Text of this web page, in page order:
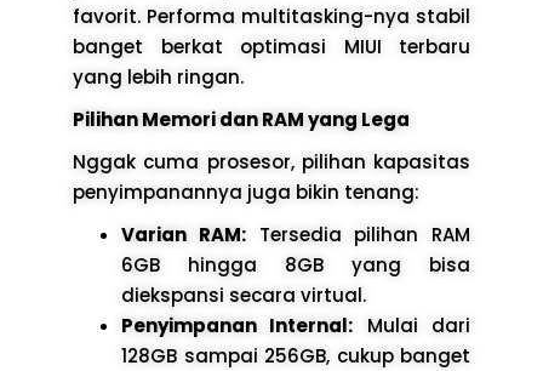
favorit. Performa multitasking-nya stabil
banget berkat optimasi MIUI terbaru
yang lebih ringan.
Pilihan Memori dan RAM yang Lega
Nggak cuma prosesor, pilihan kapasitas
penyimpanannya juga bikin tenang:
Varian RAM:Tersedia pilihan RAM
6GB hingga 8GB yang bisa
diekspansi secara virtual.
Penyimpanan Internal: Mulai dari
128GB sampai 256GB, cukup banget